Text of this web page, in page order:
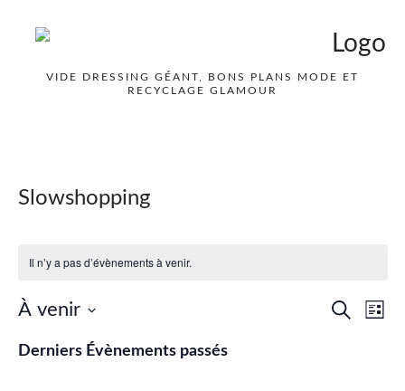
VIDE DRESSING GÉANT, BONS PLANS MODE ET
RECYCLAGE GLAMOUR
Slowshopping
Il n’y a pas d’évènements à venir.
Recherche
Liste
À venir
une
Derniers Évènements passés